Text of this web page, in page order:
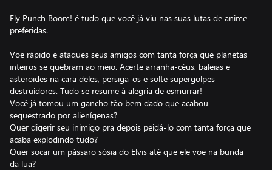
Fly Punch Boom! é tudo que você já viu nas suas lutas de anime
preferidas.
Voe rápido e ataques seus amigos com tanta força que planetas
inteiros se quebram ao meio. Acerte arranha-céus, baleias e
asteroides na cara deles, persiga-os e solte supergolpes
destruidores. Tudo se resume à alegria de esmurrar!
Você já tomou um gancho tão bem dado que acabou
sequestrado por alienígenas?
Quer digerir seu inimigo pra depois peidá-lo com tanta força que
acaba explodindo tudo?
Quer socar um pássaro sósia do Elvis até que ele voe na bunda
da lua?